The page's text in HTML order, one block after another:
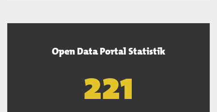
Open Data Portal Statistik
222